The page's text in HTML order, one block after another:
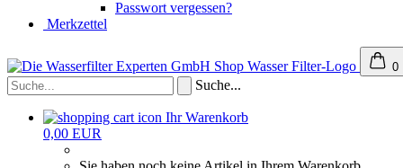
Passwort vergessen?
Merkzettel
0
Suche...
Ihr Warenkorb
0,00 EUR